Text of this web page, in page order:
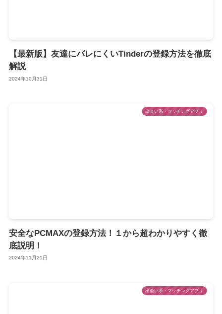
【最新版】友達にバレにくいTinderの登録方法を徹底
解説
2024年10月31日
出会い系・マッチングアプリ
安全なPCMAXの登録方法！１から超わかりやすく徹
底説明！
2024年11月21日
出会い系・マッチングアプリ